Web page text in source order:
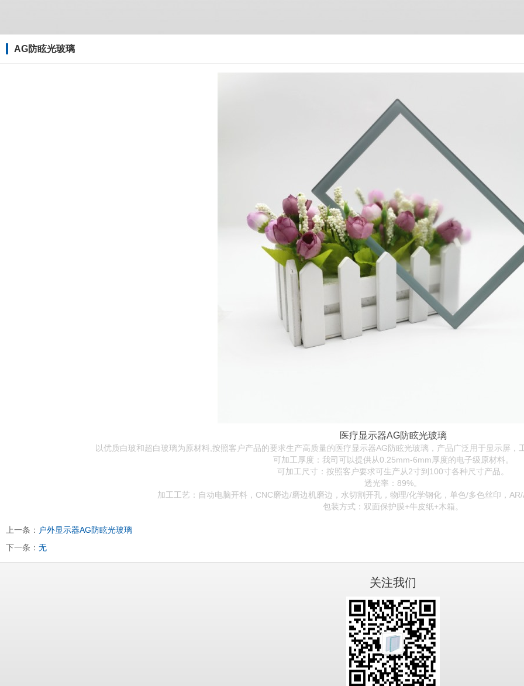
AG防眩光玻璃
医疗显示器AG防眩光玻璃
以优质白玻和超白玻璃为原材料,按照客户产品的要求生产高质量的医疗显示器AG防眩光玻璃，产品广泛用于显示屏
可加工厚度：我司可以提供从0.25mm-6mm厚度的电子级原材料。
可加工尺寸：按照客户要求可生产从2寸到100寸各种尺寸产品。
透光率：89%。
加工工艺：自动电脑开料，CNC磨边/磨边机磨边，水切割开孔，物理/化学钢化，单色/多色丝印，
包装方式：双面保护膜+牛皮纸+木箱。
上一条： 户外显示器AG防眩光玻璃
下一条： 无
关注我们